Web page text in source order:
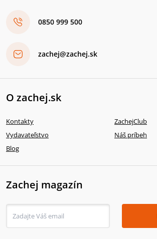
0850 999 500
zachej@zachej.sk
O zachej.sk
Kontakty
ZachejClub
Vydavateľstvo
Náš príbeh
Blog
Zachej magazín